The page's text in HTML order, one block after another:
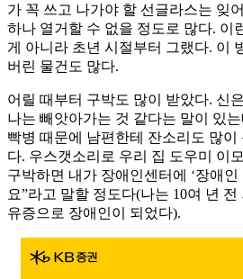
가 꼭 쓰고 나가야 할 선글라스는 잊
하나 열거할 수 없을 정도로 많다. 이
게 아니라 초년 시절부터 그랬다. 이
버린 물건도 많다.
어릴 때부터 구박도 많이 받았다. 신
나는 빼앗아가는 것 같다는 말이 있
빡병 때문에 남편한테 잔소리도 많이
다. 우스갯소리로 우리 집 도우미 이
구박하면 내가 장애인센터에 ‘장애인
요”라고 말할 정도다(나는 10여 년
유증으로 장애인이 되었다).